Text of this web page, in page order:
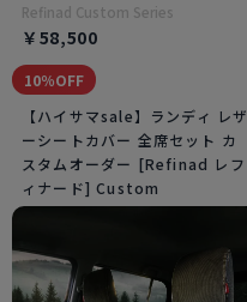
Refinad Custom Series
￥58,500
10％OFF
【ハイサマsale】ランディ レザ
ーシートカバー 全席セット カ
スタムオーダー [Refinad レフ
ィナード] Custom